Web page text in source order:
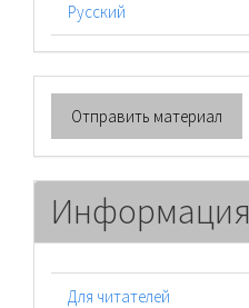
Русский
Отправить
материал
Отправить материал
Информация
Для читателей